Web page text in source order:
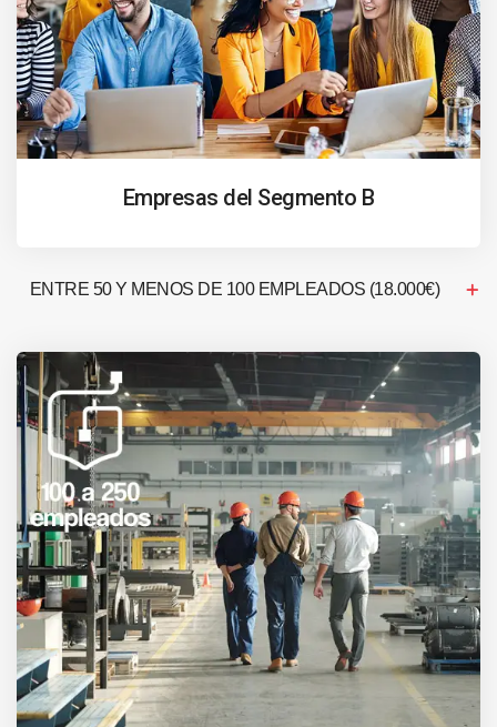
Empresas del Segmento B
ENTRE 50 Y MENOS DE 100 EMPLEADOS (18.000€)